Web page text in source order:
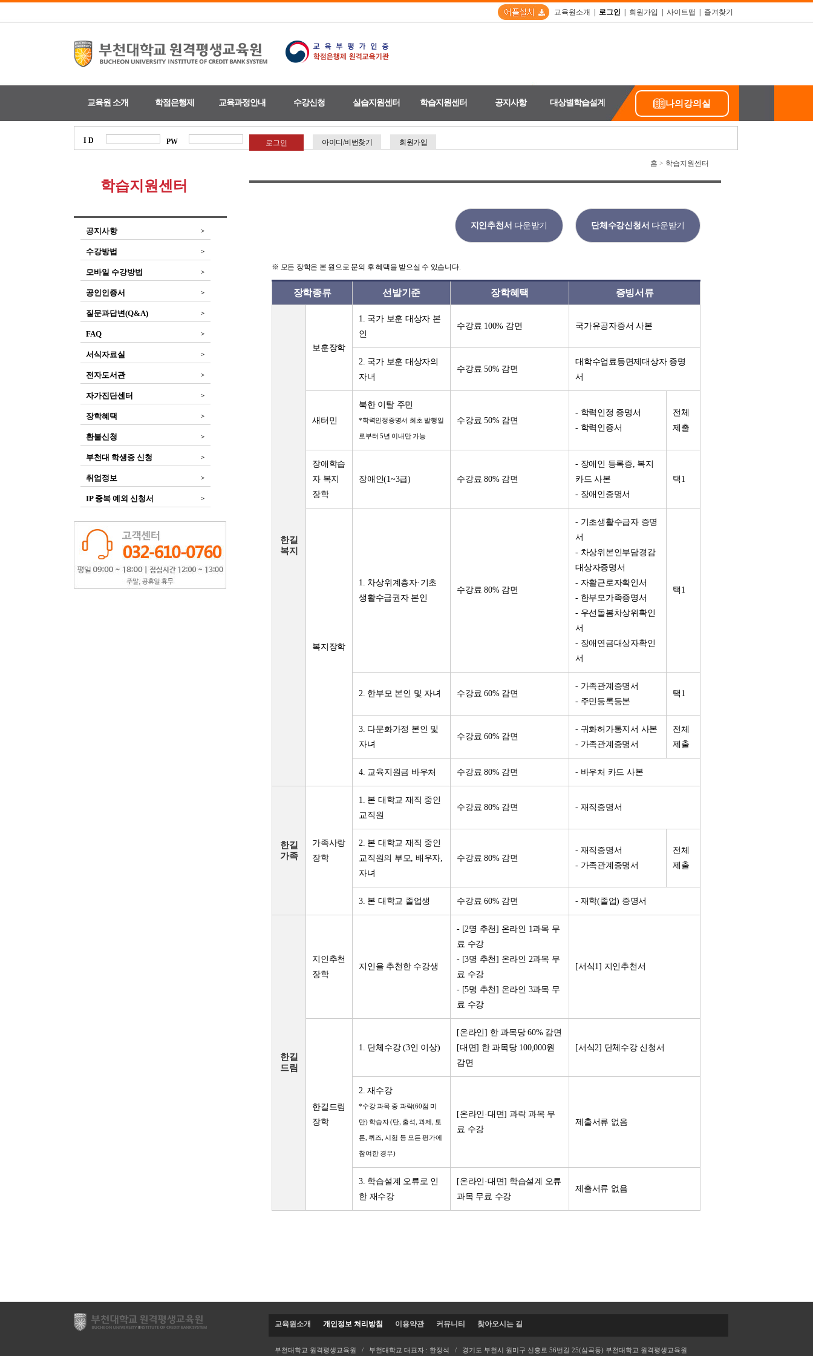
교육원소개 | 로그인 | 회원가입 | 사이트맵 | 즐겨찾기
교육원 소개 학점은행제 교육과정안내 수강신청 실습지원센터 학습지원센터 공지사항 대상별학습설계 나의강의실
I D PW 아이디/비번찾기 회원가입
학습지원센터
공지사항 >
수강방법 >
모바일 수강방법 >
공인인증서 >
질문과답변(Q&A) >
FAQ >
서식자료실 >
전자도서관 >
자가진단센터 >
장학혜택 >
환불신청 >
부천대 학생증 신청 >
취업정보 >
IP 중복 예외 신청서 >
홈 > 학습지원센터
지인추천서 다운받기 단체수강신청서 다운받기
※ 모든 장학은 본 원으로 문의 후 혜택을 받으실 수 있습니다.
장학종류 선발기준 장학혜택 증빙서류
한길
복지
보훈장학
1. 국가 보훈 대상자 본
인
수강료 100% 감면 국가유공자증서 사본
2. 국가 보훈 대상자의
자녀
수강료 50% 감면
대학수업료등면제대상자 증명
서
새터민
북한 이탈 주민
*학력인정증명서 최초 발행일
로부터 5년 이내만 가능
수강료 50% 감면
- 학력인정 증명서
- 학력인증서
전체
제출
장애학습
자 복지
장학
장애인(1~3급) 수강료 80% 감면
- 장애인 등록증, 복지
카드 사본
- 장애인증명서
택1
복지장학
1. 차상위계층자·기초
생활수급권자 본인
수강료 80% 감면
- 기초생활수급자 증명
서
- 차상위본인부담경감
대상자증명서
- 자활근로자확인서
- 한부모가족증명서
- 우선돌봄차상위확인
서
- 장애연금대상자확인
서
택1
2. 한부모 본인 및 자녀 수강료 60% 감면
- 가족관계증명서
- 주민등록등본
택1
3. 다문화가정 본인 및
자녀
수강료 60% 감면
- 귀화허가통지서 사본
- 가족관계증명서
전체
제출
4. 교육지원금 바우처 수강료 80% 감면 - 바우처 카드 사본
한길
가족
가족사랑
장학
1. 본 대학교 재직 중인
교직원
수강료 80% 감면 - 재직증명서
2. 본 대학교 재직 중인
교직원의 부모, 배우자,
자녀
수강료 80% 감면
- 재직증명서
- 가족관계증명서
전체
제출
3. 본 대학교 졸업생 수강료 60% 감면 - 재학(졸업) 증명서
한길
드림
지인추천
장학
지인을 추천한 수강생
- [2명 추천] 온라인 1과목 무
료 수강
- [3명 추천] 온라인 2과목 무
료 수강
- [5명 추천] 온라인 3과목 무
료 수강
[서식1] 지인추천서
한길드림
장학
1. 단체수강 (3인 이상)
[온라인] 한 과목당 60% 감면
[대면] 한 과목당 100,000원
감면
[서식2] 단체수강 신청서
2. 재수강
*수강 과목 중 과락(60점 미
만) 학습자 (단, 출석, 과제, 토
론, 퀴즈, 시험 등 모든 평가에
참여한 경우)
[온라인·대면] 과락 과목 무
료 수강
제출서류 없음
3. 학습설계 오류로 인
한 재수강
[온라인·대면] 학습설계 오류
과목 무료 수강
제출서류 없음
교육원소개 개인정보 처리방침 이용약관 커뮤니티 찾아오시는 길
부천대학교 원격평생교육원 / 부천대학교 대표자 : 한정석 / 경기도 부천시 원미구 신흥로 56번길 25(심곡동) 부천대학교 원격평생교육원